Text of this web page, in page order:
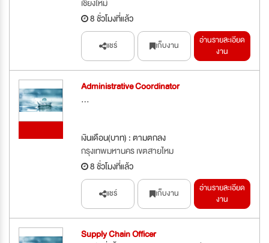
8 ชั่วโมงที่แล้ว
แชร์ เก็บงาน
อ่านรายละเอียด
งาน
Administrative Coordinator
...
เงินเดือน(บาท) : ตามตกลง
กรุงเทพมหานคร เขตสายไหม
8 ชั่วโมงที่แล้ว
แชร์ เก็บงาน
อ่านรายละเอียด
งาน
Supply Chain Officer